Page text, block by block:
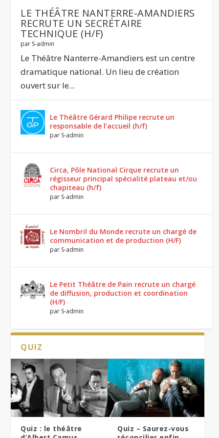
LE THÉÂTRE NANTERRE-AMANDIERS
RECRUTE UN SECRÉTAIRE
TECHNIQUE (H/F)
par S-admin
Le Théâtre Nanterre-Amandiers est un centre
dramatique national. Un lieu de création
ouvert sur le...
Le Théâtre Gérard Philipe recrute un
responsable de l’accueil (h/f)
par S-admin
Circa, Pôle National Cirque recrute un
régisseur principal spécialité plateau et/ou
chapiteau (h/f)
par S-admin
Le Nombril du Monde recrute un chargé de
communication et de production (H/F)
par S-admin
Le Petit Théâtre de Pain recrute un chargé
de diffusion, production et coordination
(H/F)
par S-admin
QUIZ
Quiz : le théâtre
Quiz – Saurez-vous